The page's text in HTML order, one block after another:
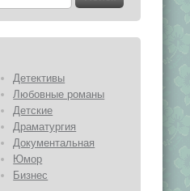
Детективы
Любовные романы
Детские
Драматургия
Документальная
Юмор
Бизнес